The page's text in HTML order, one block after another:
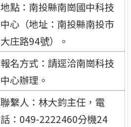
地點：南投縣南崗國中科技
中心（地址：南投縣南投市
大庄路94號）。
報名方式：請逕洽南崗科技
中心辦理。
聯繫人：林大鈞主任，電
話：049-2222460分機24